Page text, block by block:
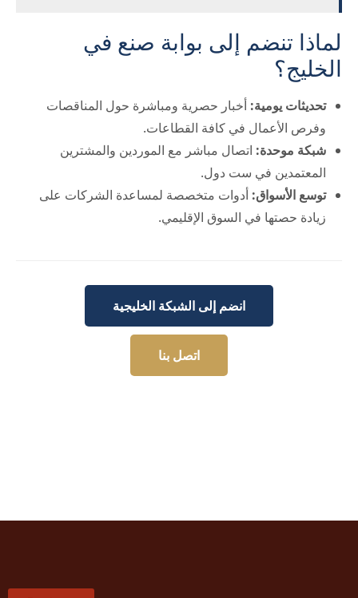
لماذا تنضم إلى بوابة صنع في
الخليج؟
تحديثات يومية: أخبار حصرية ومباشرة حول المناقصات
وفرص الأعمال في كافة القطاعات.
شبكة موحدة: اتصال مباشر مع الموردين والمشترين
المعتمدين في ست دول.
توسع الأسواق: أدوات متخصصة لمساعدة الشركات على
زيادة حصتها في السوق الإقليمي.
انضم إلى الشبكة الخليجية
اتصل بنا